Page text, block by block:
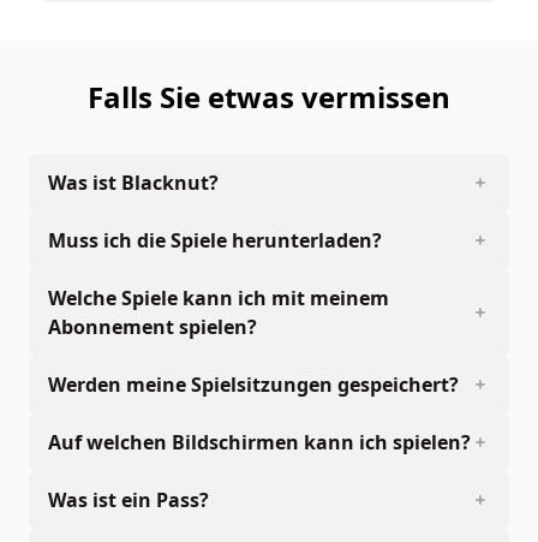
Falls Sie etwas vermissen
Was ist Blacknut?
Muss ich die Spiele herunterladen?
Welche Spiele kann ich mit meinem
Abonnement spielen?
Werden meine Spielsitzungen gespeichert?
Auf welchen Bildschirmen kann ich spielen?
Was ist ein Pass?